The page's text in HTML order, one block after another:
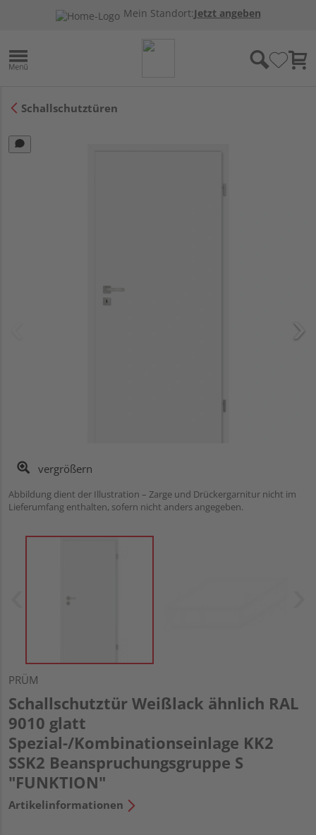
Mein Standort:Jetzt angeben
Schallschutztüren
vergrößern
Abbildung dient der Illustration – Zarge und Drückergarnitur nicht im
Lieferumfang enthalten, sofern nicht anders angegeben.
PRÜM
Schallschutztür Weißlack ähnlich RAL
9010 glatt
Spezial-/Kombinationseinlage KK2
SSK2 Beanspruchungsgruppe S
"FUNKTION"
Artikelinformationen